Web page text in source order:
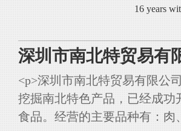
16 years
深圳市南北特贸易有
<p>深圳市南北特贸易有限公
挖掘南北特色产品，已经成
食品。经营的主要品种有：肉